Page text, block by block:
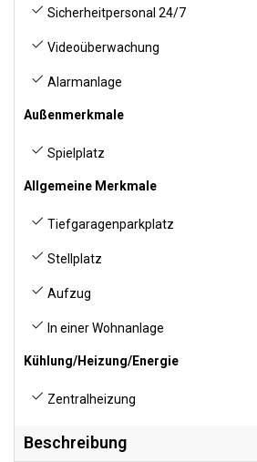
Sicherheitpersonal 24/7
Videoüberwachung
Alarmanlage
Außenmerkmale
Spielplatz
Allgemeine Merkmale
Tiefgaragenparkplatz
Stellplatz
Aufzug
In einer Wohnanlage
Kühlung/Heizung/Energie
Zentralheizung
Beschreibung